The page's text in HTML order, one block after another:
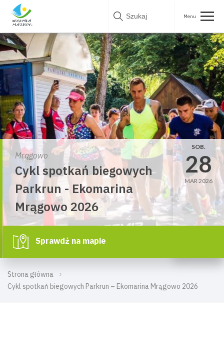
Skip
Strona główna
Cykl spotkań biegowych Parkrun – Ekomarina Mrągowo 2026
Mrągowo
Cykl spotkań biegowych
Parkrun - Ekomarina
Mrągowo 2026
SOB.
28
MAR 2026
Sprawdź na mapie